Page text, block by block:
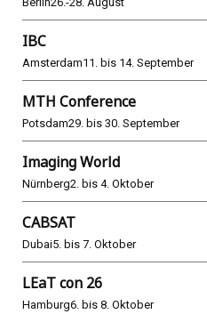
IBC
Amsterdam11. bis 14. September
MTH Conference
Potsdam29. bis 30. September
Imaging World
Nürnberg2. bis 4. Oktober
CABSAT
Dubai5. bis 7. Oktober
LEaT con 26
Hamburg6. bis 8. Oktober